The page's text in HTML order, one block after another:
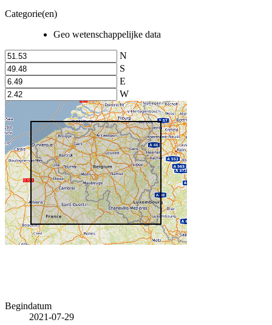
Categorie(en)
Geo wetenschappelijke data
N
S
E
W
Begindatum
2021-07-29